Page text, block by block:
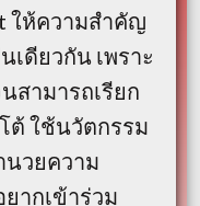
ให้ความสำคัญ
ดียวกัน เพราะ
สามารถเรียก
ต้ ใช้นวัตกรรม
วยความ
ากเข้าร่วม